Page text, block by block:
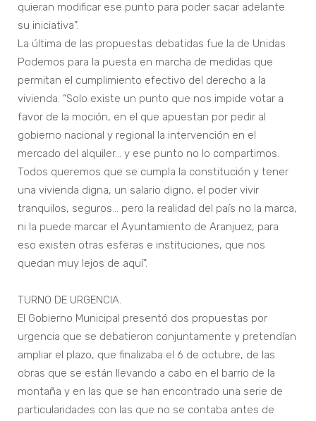
quieran modificar ese punto para poder sacar adelante
su iniciativa”.
La última de las propuestas debatidas fue la de Unidas
Podemos para la puesta en marcha de medidas que
permitan el cumplimiento efectivo del derecho a la
vivienda. “Solo existe un punto que nos impide votar a
favor de la moción, en el que apuestan por pedir al
gobierno nacional y regional la intervención en el
mercado del alquiler… y ese punto no lo compartimos.
Todos queremos que se cumpla la constitución y tener
una vivienda digna, un salario digno, el poder vivir
tranquilos, seguros… pero la realidad del país no la marca,
ni la puede marcar el Ayuntamiento de Aranjuez, para
eso existen otras esferas e instituciones, que nos
quedan muy lejos de aquí”.
TURNO DE URGENCIA.
El Gobierno Municipal presentó dos propuestas por
urgencia que se debatieron conjuntamente y pretendían
ampliar el plazo, que finalizaba el 6 de octubre, de las
obras que se están llevando a cabo en el barrio de la
montaña y en las que se han encontrado una serie de
particularidades con las que no se contaba antes de